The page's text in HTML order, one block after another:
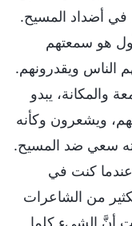
في أضداد المسيح.
هو سمعتهم
الناس ويقدرونهم.
والمكانة، يبدو
ويشعرون وكأنه
سعي ضد المسيح.
كنت في
من الشاعرات
أنَّ الشيء كلما